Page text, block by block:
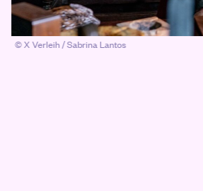
© X Verleih / Sabrina Lantos